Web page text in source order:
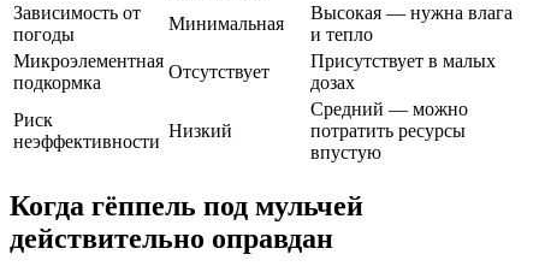
Зависимость от
погоды
Минимальная
Высокая — нужна влага
и тепло
Микроэлементная
подкормка
Отсутствует
Присутствует в малых
дозах
Риск
неэффективности
Низкий
Средний — можно
потратить ресурсы
впустую
Когда гёппель под мульчей
действительно оправдан